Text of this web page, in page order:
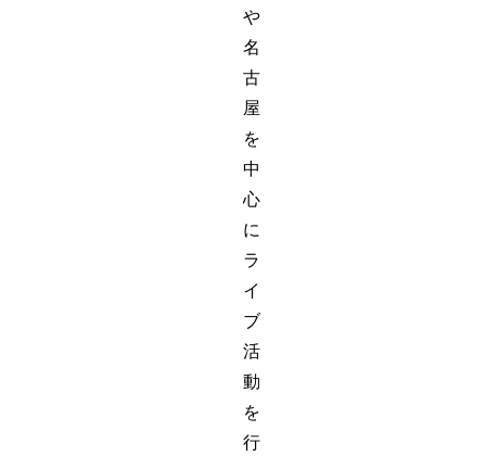
や
名
古
屋
を
中
心
に
ラ
イ
ブ
活
動
を
行